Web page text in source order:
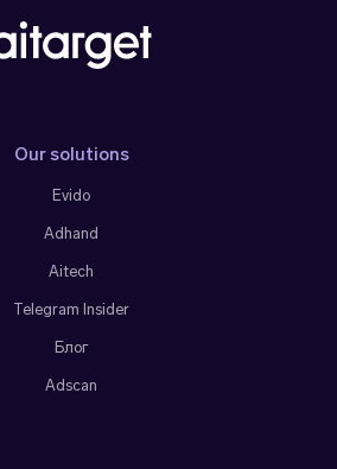
Our solutions
Evido
Aitech
Adhand
Telegram Insider
Блог
Adscan